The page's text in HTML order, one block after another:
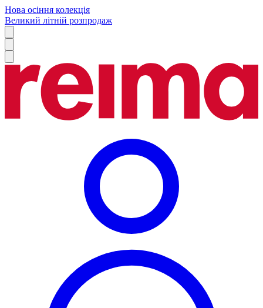
Нова осіння колекція
Великий літній розпродаж